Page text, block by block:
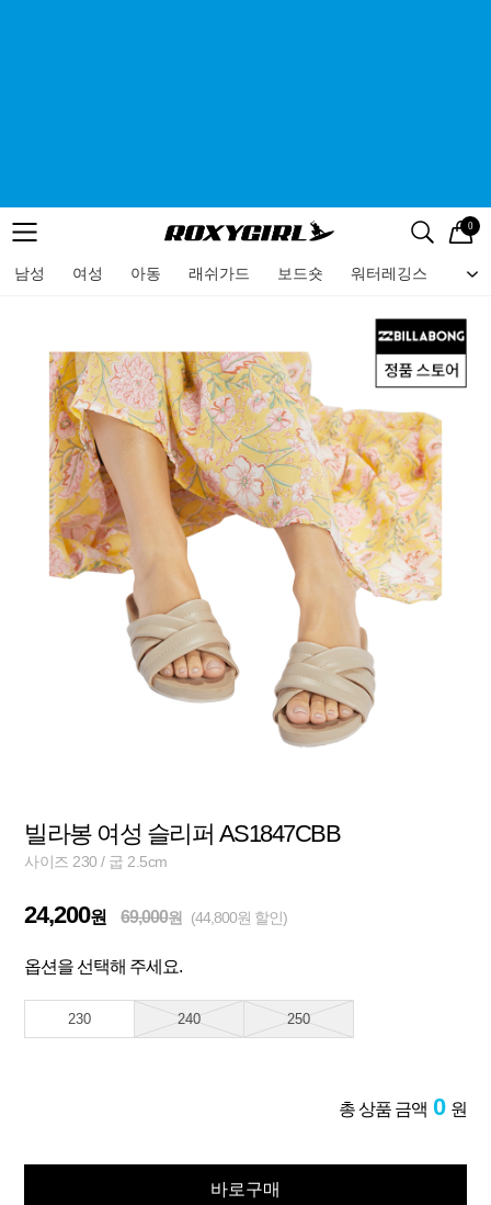
메뉴 검색
로고 0
남성 여성 아동 래쉬가드 보드숏 워터레깅스 비
메뉴
빌라봉 여성 슬리퍼 AS1847CBB
사이즈 230 / 굽 2.5cm
24,200원 69,000원 (44,800원 할인)
옵션을 선택해 주세요.
230 240 250
총 상품 금액 0 원
바로구매